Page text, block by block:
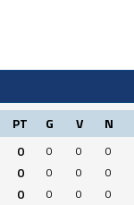
PT G V N
0 0 0 0
0 0 0 0
0 0 0 0